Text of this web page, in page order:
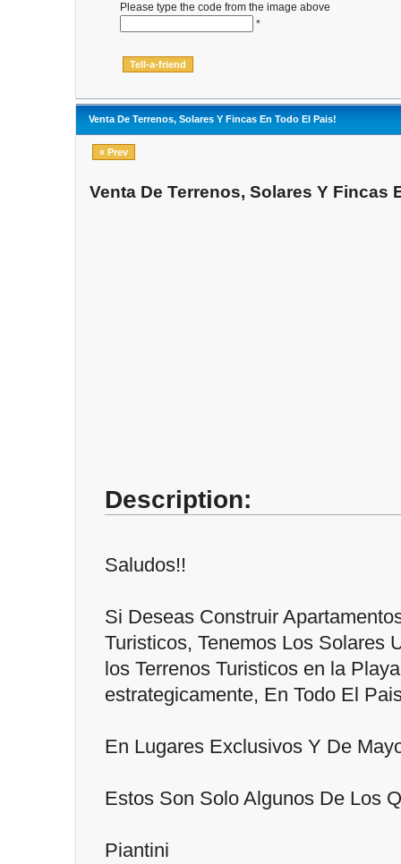
Please type the code from the image above
*
Venta De Terrenos, Solares Y Fincas En Todo El Pais!
« Prev
Venta De Terrenos, Solares Y Fincas
Description:
Saludos!!
Si Deseas Construir
Turisticos, Tenemos Los Solares
los Terrenos Turisticos en la
estrategicamente, En Todo El
En Lugares Exclusivos Y De
Estos Son Solo Algunos De Los
Piantini